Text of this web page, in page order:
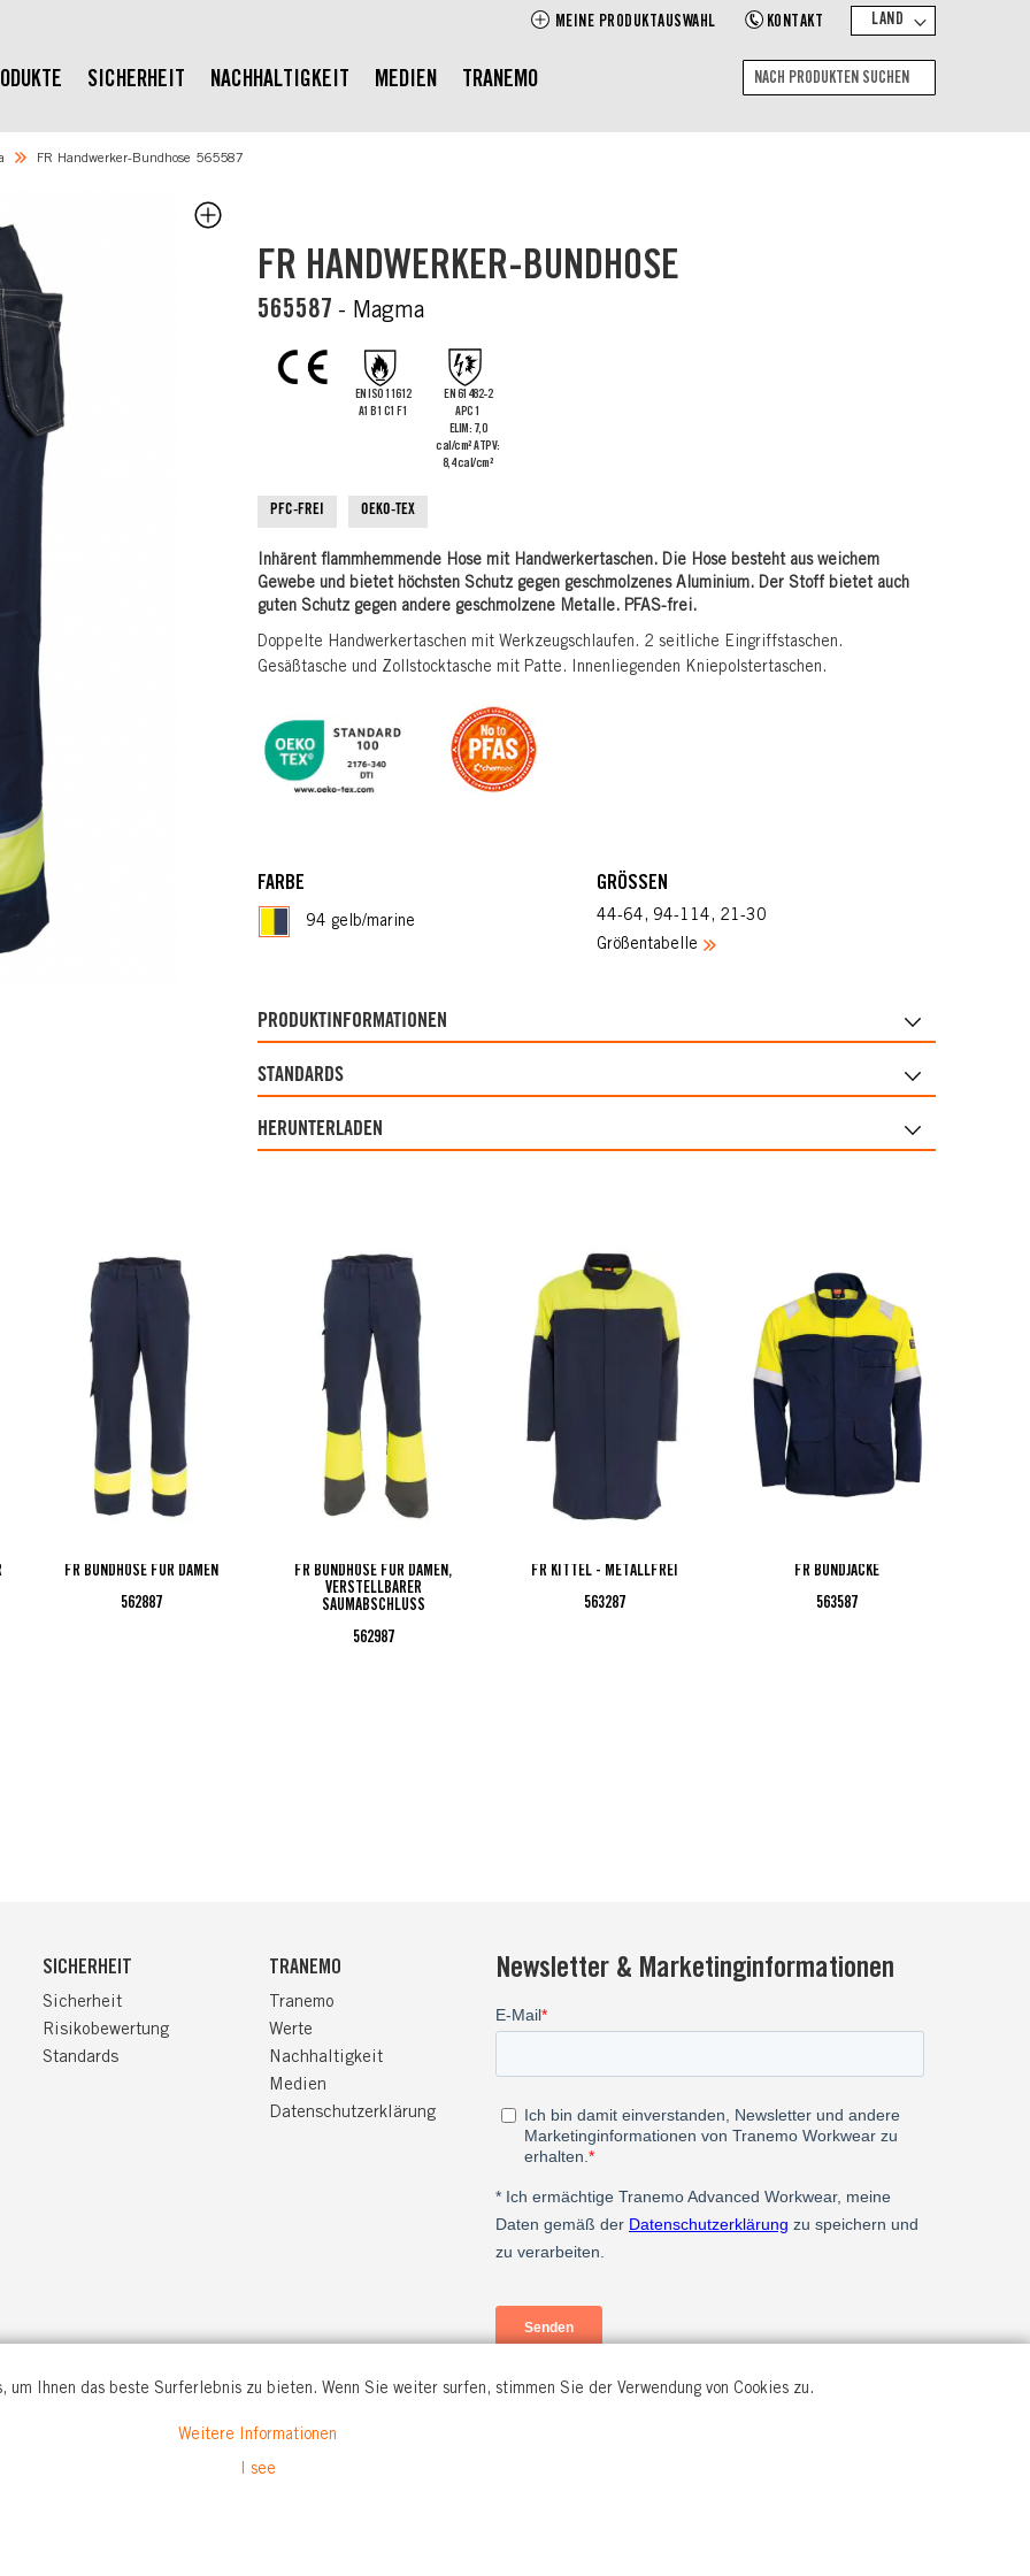
MEINE PRODUKTAUSWAHL KONTAKT LAND
SICHERHEIT NACHHALTIGKEIT MEDIEN TRANEMO
FR Handwerker-Bundhose 565587
FR HANDWERKER-BUNDHOSE
565587 - Magma
EN ISO 11612
A1 B1 C1 F1
EN 61482-2
APC 1
ELIM: 7,0
cal/cm² ATPV:
8,4 cal/cm²
PFC-FREI OEKO-TEX
Inhärent flammhemmende Hose mit Handwerkertaschen. Die Hose besteht aus weichem
Gewebe und bietet höchsten Schutz gegen geschmolzenes Aluminium. Der Stoff bietet auch
guten Schutz gegen andere geschmolzene Metalle. PFAS-frei.
Doppelte Handwerkertaschen mit Werkzeugschlaufen. 2 seitliche Eingriffstaschen.
Gesäßtasche und Zollstocktasche mit Patte. Innenliegenden Kniepolstertaschen.
FARBE
94 gelb/marine
GRÖSSEN
44-64, 94-114, 21-30
Größentabelle
PRODUKTINFORMATIONEN
STANDARDS
HERUNTERLADEN
FR BUNDHOSE FÜR DAMEN
562887
FR BUNDHOSE FÜR DAMEN,
VERSTELLBARER
SAUMABSCHLUSS
562987
FR KITTEL - METALLFREI
563287
FR BUNDJACKE
563587
SICHERHEIT
Sicherheit
Risikobewertung
Standards
TRANEMO
Tranemo
Werte
Nachhaltigkeit
Medien
Datenschutzerklärung
Newsletter & Marketinginformationen
um Ihnen das beste Surferlebnis zu bieten. Wenn Sie weiter surfen, stimmen Sie der Verwendung von Cookies zu.
Weitere Informationen
I see